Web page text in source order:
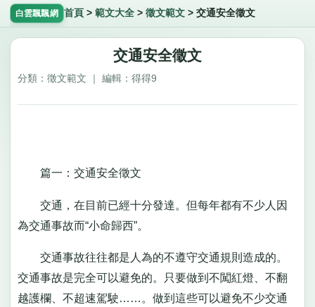
白雲飄飄網 首頁 > 範文大全> 徵文範文> 交通安全徵文
交通安全徵文
分類：徵文範文 ｜ 編輯：得得9
篇一：交通安全徵文
交通，在目前已經十分發達。但每年都有不少人因
為交通事故而“小命歸西”。
交通事故往往都是人為的不遵守交通規則造成的。
交通事故是完全可以避免的。只要做到不闖紅燈、不翻
越護欄、不超速駕駛……。做到這些可以避免不少交通